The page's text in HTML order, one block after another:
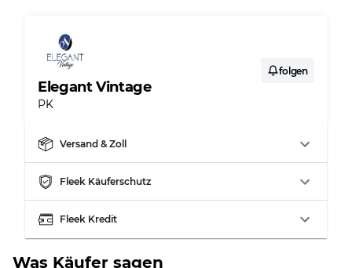
Elegant Vintage
PK
folgen
Versand & Zoll
Fleek Käuferschutz
Fleek Kredit
Was Käufer sagen